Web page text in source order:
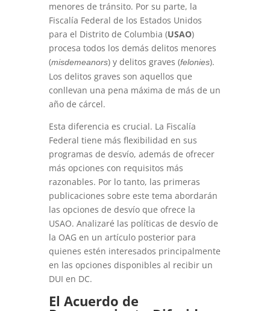
menores de tránsito. Por su parte, la
Fiscalía Federal de los Estados Unidos
para el Distrito de Columbia (USAO)
procesa todos los demás delitos menores
(misdemeanors) y delitos graves (felonies).
Los delitos graves son aquellos que
conllevan una pena máxima de más de un
año de cárcel.
Esta diferencia es crucial. La Fiscalía
Federal tiene más flexibilidad en sus
programas de desvío, además de ofrecer
más opciones con requisitos más
razonables. Por lo tanto, las primeras
publicaciones sobre este tema abordarán
las opciones de desvío que ofrece la
USAO. Analizaré las políticas de desvío de
la OAG en un artículo posterior para
quienes estén interesados principalmente
en las opciones disponibles al recibir un
DUI en DC.
El Acuerdo de